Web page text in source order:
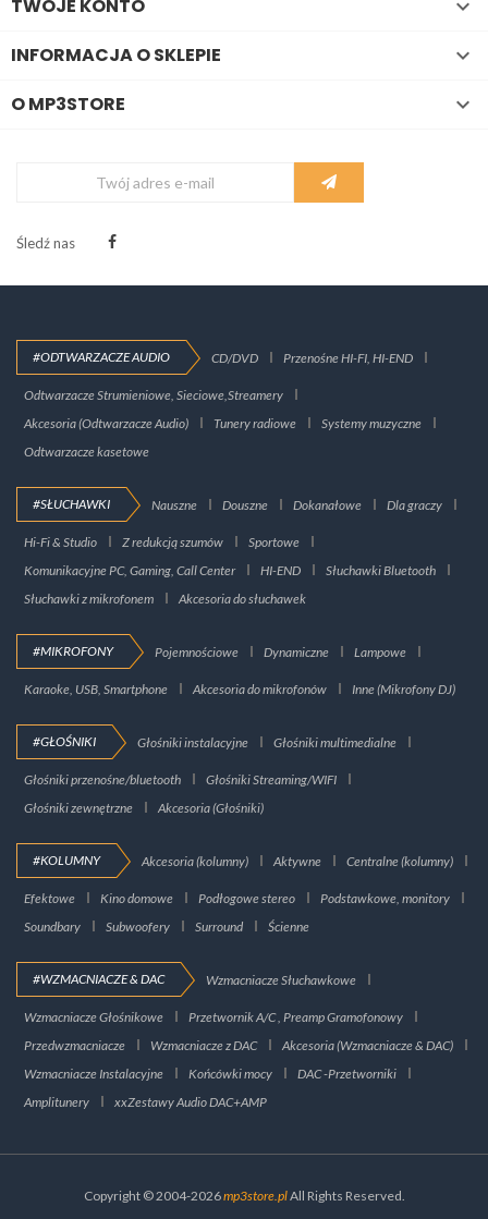
TWOJE KONTO 
INFORMACJA O SKLEPIE 
O MP3STORE 
Śledź nas
#ODTWARZACZE AUDIO CD/DVD Przenośne HI-FI, HI-END
Odtwarzacze Strumieniowe, Sieciowe,Streamery
Akcesoria (Odtwarzacze Audio)
Tunery radiowe
Systemy muzyczne
Odtwarzacze kasetowe
#SŁUCHAWKI Nauszne Douszne Dokanałowe Dla graczy
Hi-Fi & Studio Z redukcją szumów
Sportowe
Komunikacyjne PC, Gaming, Call Center
HI-END
Słuchawki Bluetooth
Słuchawki z mikrofonem
Akcesoria do słuchawek
#MIKROFONY Pojemnościowe Dynamiczne Lampowe
Karaoke, USB, Smartphone Akcesoria do mikrofonów Inne (Mikrofony DJ)
#GŁOŚNIKI Głośniki instalacyjne Głośniki multimedialne
Głośniki przenośne/bluetooth
Głośniki Streaming/WIFI
Głośniki zewnętrzne
Akcesoria (Głośniki)
#KOLUMNY Akcesoria (kolumny) Aktywne Centralne (kolumny)
Efektowe Kino domowe Podłogowe stereo
Podstawkowe, monitory
Soundbary
Subwoofery Surround Ścienne
#WZMACNIACZE & DAC Wzmacniacze Słuchawkowe
Wzmacniacze Głośnikowe
Przetwornik A/C , Preamp Gramofonowy
Przedwzmacniacze
Wzmacniacze z DAC
Akcesoria (Wzmacniacze & DAC)
Wzmacniacze Instalacyjne
Końcówki mocy
DAC -Przetworniki
Amplitunery
xxZestawy Audio DAC+AMP
Copyright © 2004-2026mp3store.plAll Rights Reserved.